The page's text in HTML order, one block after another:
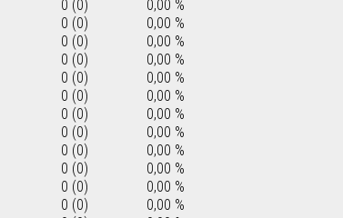
0 (0)
0,00 %
0 (0)
0,00 %
0 (0)
0,00 %
0 (0)
0,00 %
0 (0)
0,00 %
0 (0)
0,00 %
0 (0)
0,00 %
0 (0)
0,00 %
0 (0)
0,00 %
0 (0)
0,00 %
0 (0)
0,00 %
0 (0)
0,00 %